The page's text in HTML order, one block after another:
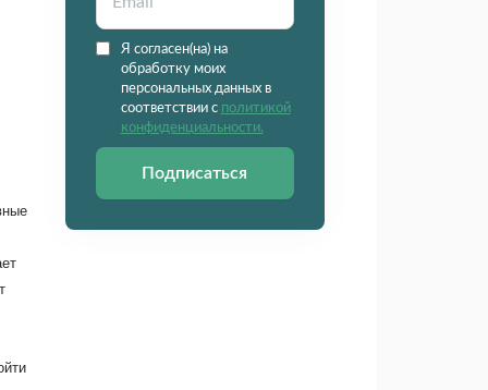
Я согласен(на) на
обработку моих
персональных данных в
соответствии с политикой
конфиденциальности.
Подписаться